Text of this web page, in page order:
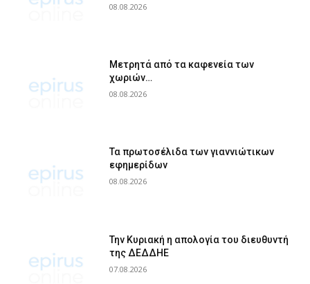
08.08.2026
Μετρητά από τα καφενεία των
χωριών…
08.08.2026
Τα πρωτοσέλιδα των γιαννιώτικων
εφημερίδων
08.08.2026
Την Κυριακή η απολογία του διευθυντή
της ΔΕΔΔΗΕ
07.08.2026